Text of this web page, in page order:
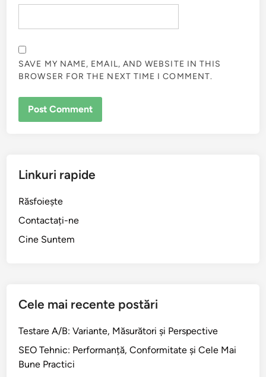
SAVE MY NAME, EMAIL, AND WEBSITE IN THIS
BROWSER FOR THE NEXT TIME I COMMENT.
Linkuri rapide
Răsfoiește
Contactați-ne
Cine Suntem
Cele mai recente postări
Testare A/B: Variante, Măsurători și Perspective
SEO Tehnic: Performanță, Conformitate și Cele Mai
Bune Practici